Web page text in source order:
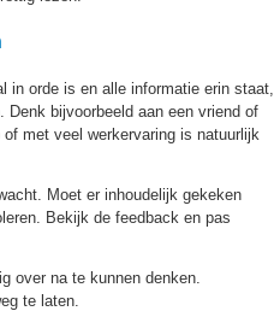
in orde is en alle informatie erin staat,
bijvoorbeeld aan een vriend of
met veel werkervaring is natuurlijk
Moet er inhoudelijk gekeken
Bekijk de feedback en pas
over na te kunnen denken.
te laten.